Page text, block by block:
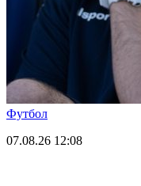
Футбол
07.08.26 12:08